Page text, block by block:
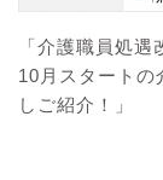
「介護職員処
10月スタートの
しご紹介！」